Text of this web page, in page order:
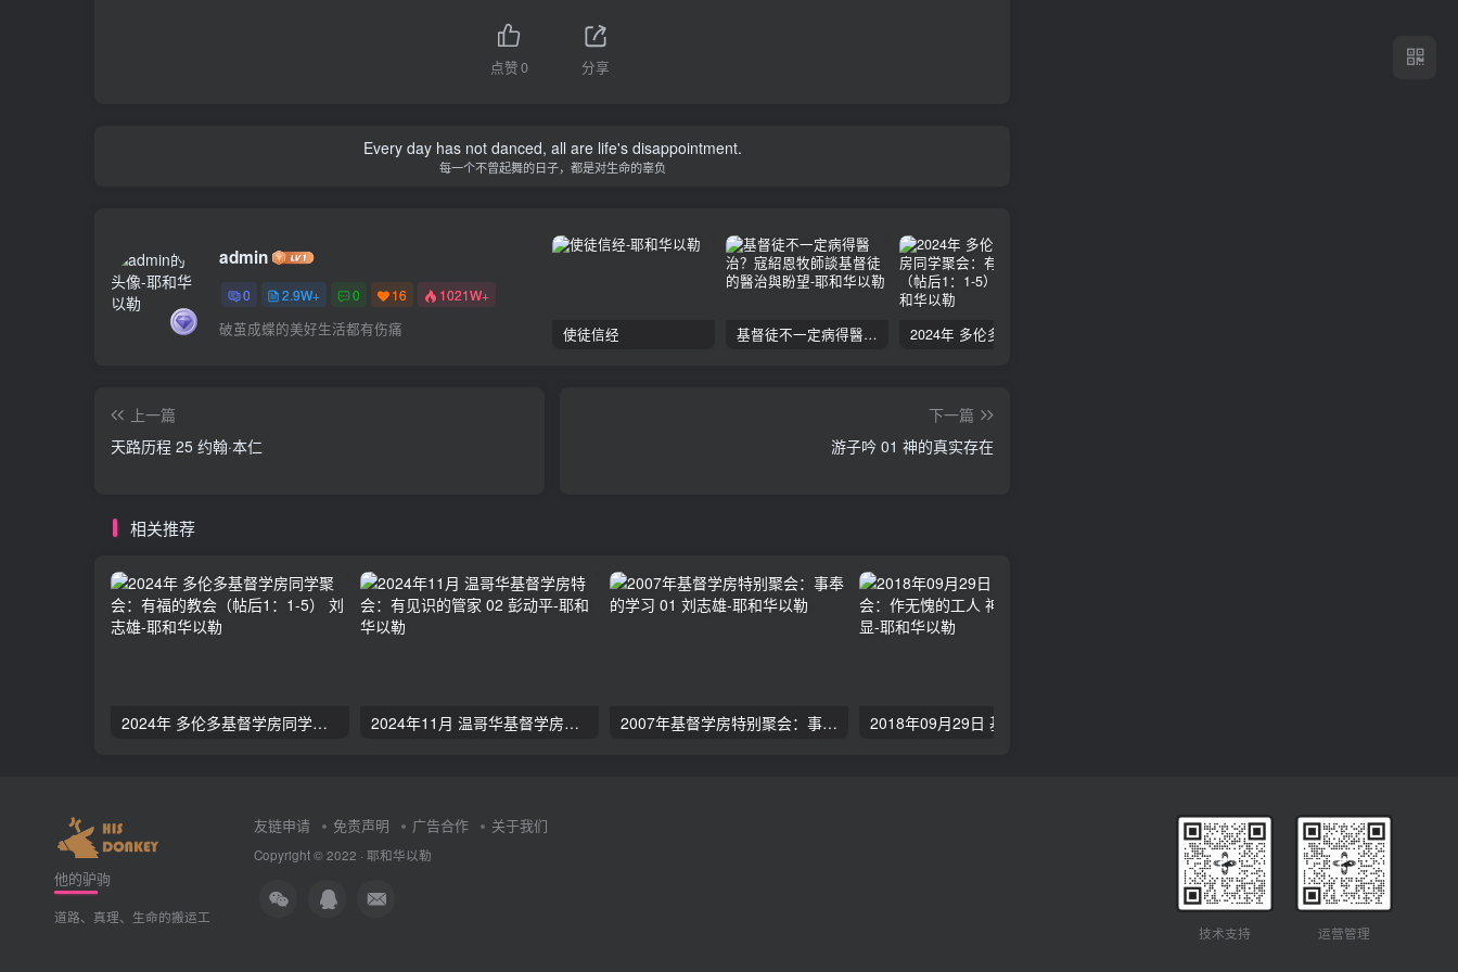
点赞0 分享
Every day has not danced, all are life's disappointment.
每一个不曾起舞的日子，都是对生命的辜负
admin
0 2.9W+ 0 16 1021W+
破茧成蝶的美好生活都有伤痛 使徒信经 基督徒不一定病得醫治？寇紹恩牧師談基督徒的醫治與盼望
上一篇
天路历程 25 约翰·本仁
下一篇
游子吟 01 神的真实存在
相关推荐
2024年 多伦多基督学房同学聚会：有福的教会（帖后1：1-5） 刘志雄 2024年11月 温哥华基督学房特会：有见识的管家 02 彭动平 2007年基督学房特别聚会：事奉的学习 01 刘志雄
他的驴驹
道路、真理、生命的搬运工
友链申请 免责声明 广告合作 关于我们
Copyright © 2022 · 耶和华以勒
技术支持 运营管理